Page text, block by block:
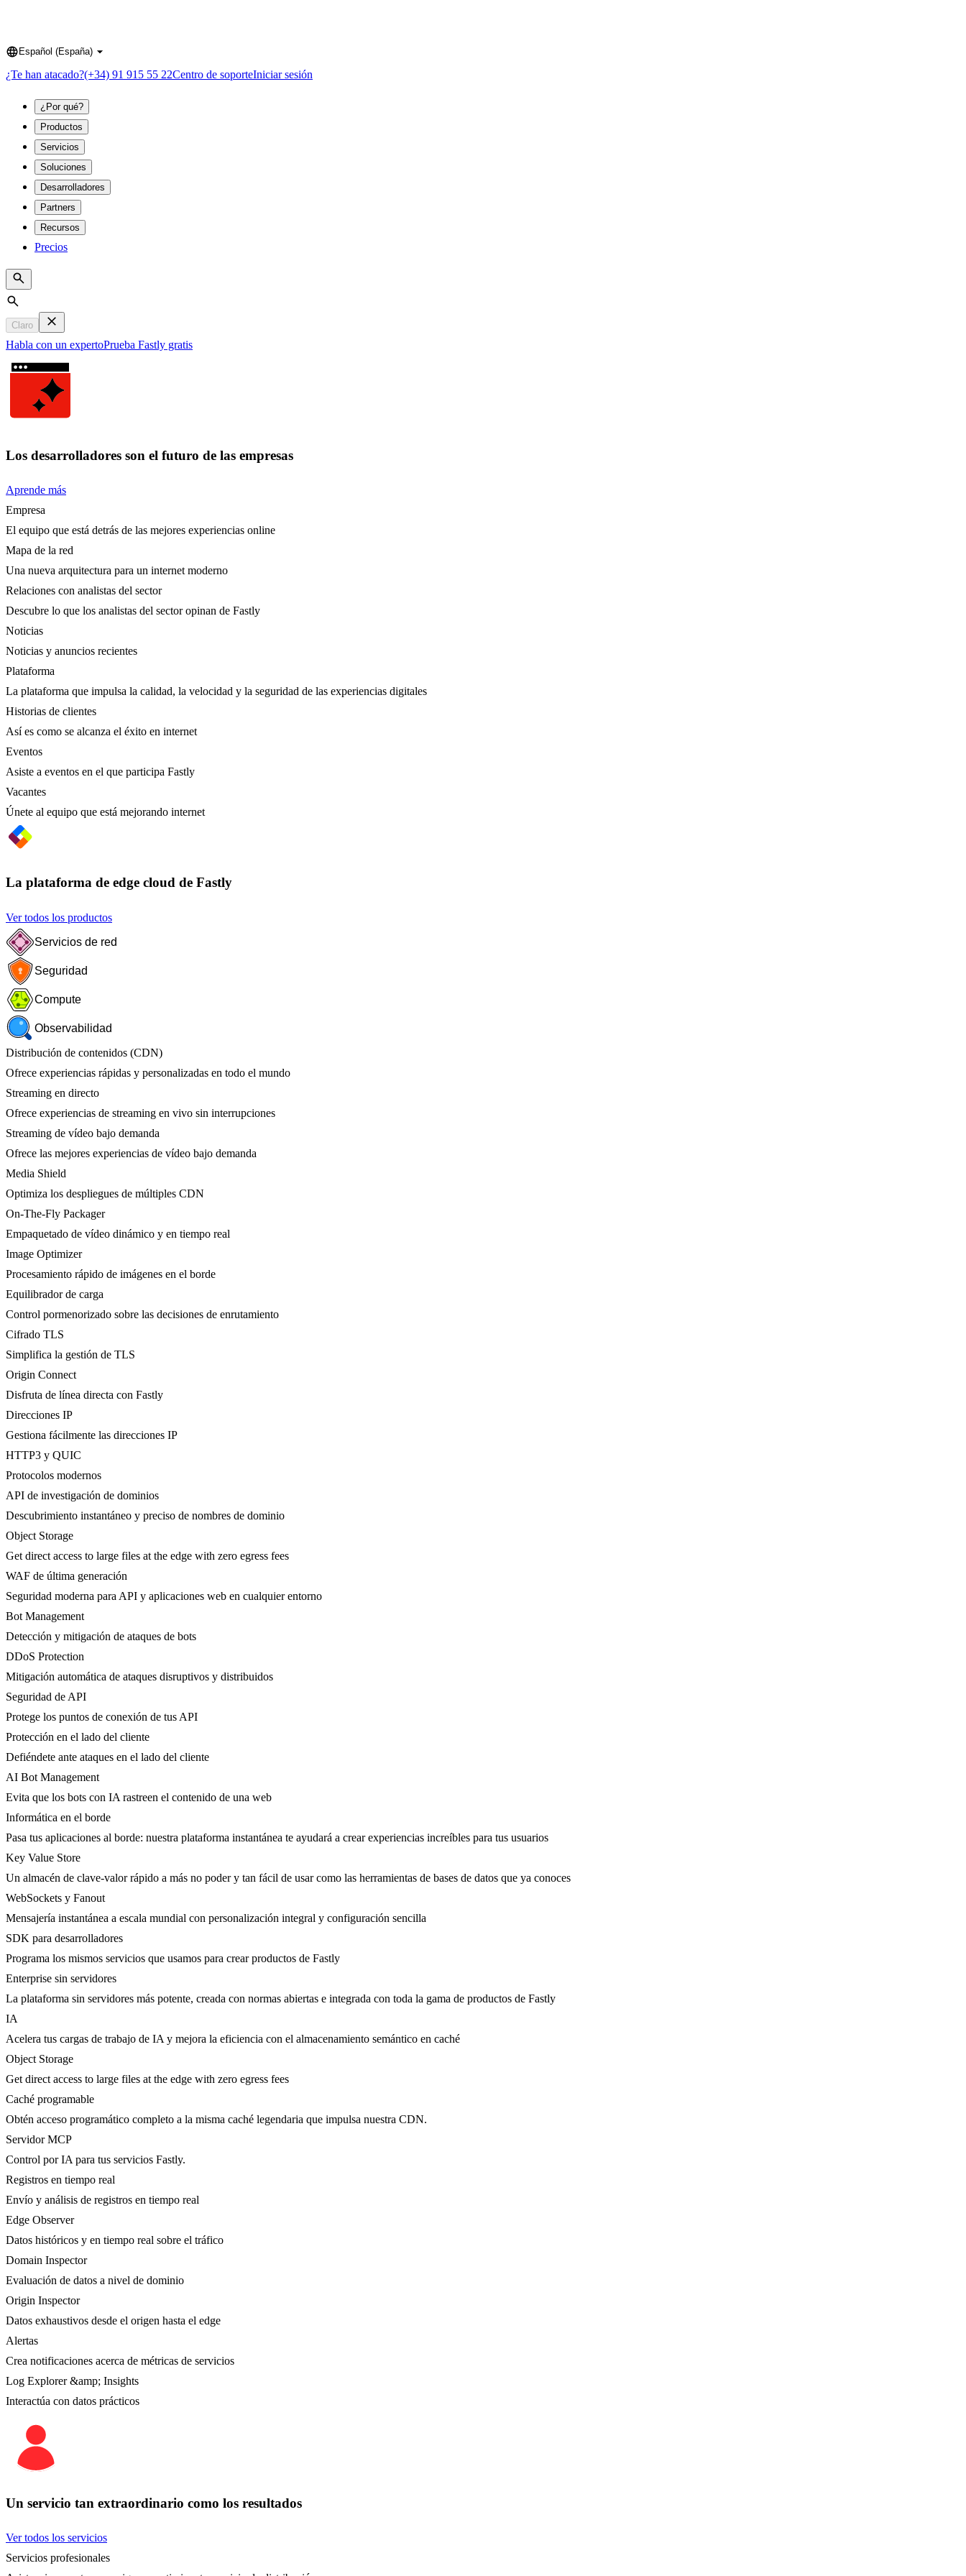
Language
Español (España)
¿Te han atacado?(+34) 91 915 55 22Centro de soporteIniciar sesión
¿Por qué?
Productos
Servicios
Soluciones
Desarrolladores
Partners
Recursos
Precios
Search
Claro
Habla con un expertoPrueba Fastly gratis
Los desarrolladores son el futuro de las empresas
Aprende más
Empresa
El equipo que está detrás de las mejores experiencias online
Mapa de la red
Una nueva arquitectura para un internet moderno
Relaciones con analistas del sector
Descubre lo que los analistas del sector opinan de Fastly
Noticias
Noticias y anuncios recientes
Plataforma
La plataforma que impulsa la calidad, la velocidad y la seguridad de las experiencias digitales
Historias de clientes
Así es como se alcanza el éxito en internet
Eventos
Asiste a eventos en el que participa Fastly
Vacantes
Únete al equipo que está mejorando internet
La plataforma de edge cloud de Fastly
Ver todos los productos
Servicios de red
Seguridad
Compute
Observabilidad
Distribución de contenidos (CDN)
Ofrece experiencias rápidas y personalizadas en todo el mundo
Streaming en directo
Ofrece experiencias de streaming en vivo sin interrupciones
Streaming de vídeo bajo demanda
Ofrece las mejores experiencias de vídeo bajo demanda
Media Shield
Optimiza los despliegues de múltiples CDN
On-The-Fly Packager
Empaquetado de vídeo dinámico y en tiempo real
Image Optimizer
Procesamiento rápido de imágenes en el borde
Equilibrador de carga
Control pormenorizado sobre las decisiones de enrutamiento
Cifrado TLS
Simplifica la gestión de TLS
Origin Connect
Disfruta de línea directa con Fastly
Direcciones IP
Gestiona fácilmente las direcciones IP
HTTP3 y QUIC
Protocolos modernos
API de investigación de dominios
Descubrimiento instantáneo y preciso de nombres de dominio
Object Storage
Get direct access to large files at the edge with zero egress fees
WAF de última generación
Seguridad moderna para API y aplicaciones web en cualquier entorno
Bot Management
Detección y mitigación de ataques de bots
DDoS Protection
Mitigación automática de ataques disruptivos y distribuidos
Seguridad de API
Protege los puntos de conexión de tus API
Protección en el lado del cliente
Defiéndete ante ataques en el lado del cliente
AI Bot Management
Evita que los bots con IA rastreen el contenido de una web
Informática en el borde
Pasa tus aplicaciones al borde: nuestra plataforma instantánea te ayudará a crear experiencias increíbles para tus usuarios
Key Value Store
Un almacén de clave-valor rápido a más no poder y tan fácil de usar como las herramientas de bases de datos que ya conoces
WebSockets y Fanout
Mensajería instantánea a escala mundial con personalización integral y configuración sencilla
SDK para desarrolladores
Programa los mismos servicios que usamos para crear productos de Fastly
Enterprise sin servidores
La plataforma sin servidores más potente, creada con normas abiertas e integrada con toda la gama de productos de Fastly
IA
Acelera tus cargas de trabajo de IA y mejora la eficiencia con el almacenamiento semántico en caché
Object Storage
Get direct access to large files at the edge with zero egress fees
Caché programable
Obtén acceso programático completo a la misma caché legendaria que impulsa nuestra CDN.
Servidor MCP
Control por IA para tus servicios Fastly.
Registros en tiempo real
Envío y análisis de registros en tiempo real
Edge Observer
Datos históricos y en tiempo real sobre el tráfico
Domain Inspector
Evaluación de datos a nivel de dominio
Origin Inspector
Datos exhaustivos desde el origen hasta el edge
Alertas
Crea notificaciones acerca de métricas de servicios
Log Explorer &amp; Insights
Interactúa con datos prácticos
Un servicio tan extraordinario como los resultados
Ver todos los servicios
Servicios profesionales